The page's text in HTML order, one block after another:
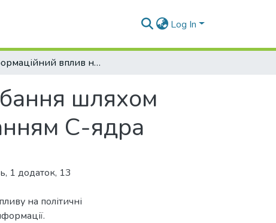
Log In
Інформаційний вплив на політичні вподобання шляхом створення медійних коаліцій з використанням С-ядра
шляхом
С-ядра
1 додаток, 13
на політичні